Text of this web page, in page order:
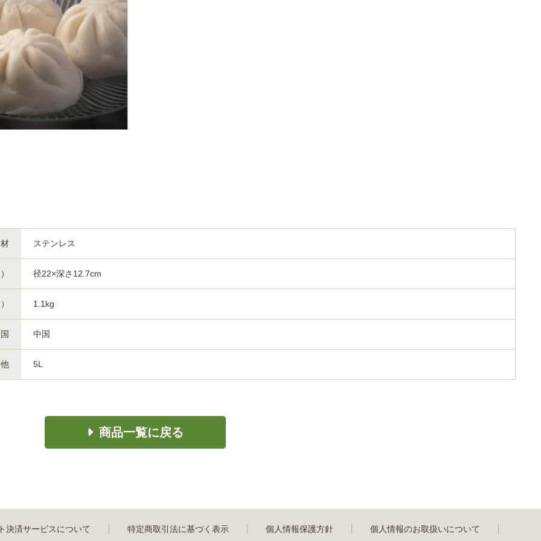
ステンレス
径22×深さ12.7cm
1.1kg
中国
5L
商品一覧に戻る
決済サービスについて 特定商取引法に基づく表示 個人情報保護方針 個人情報のお取扱いについて